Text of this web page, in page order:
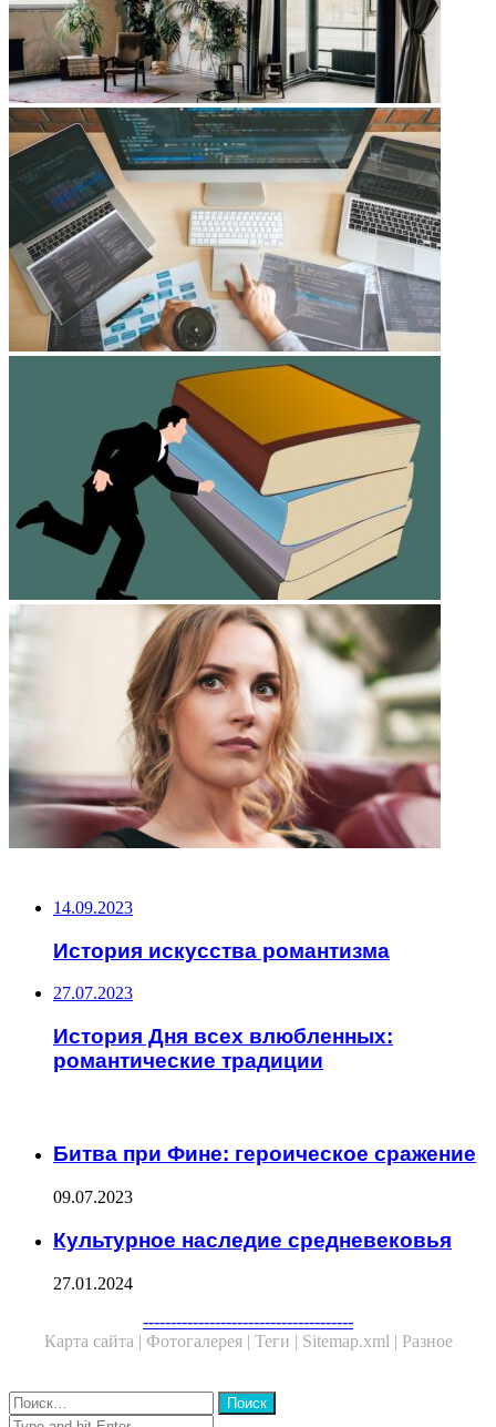
14.09.2023
История искусства романтизма
27.07.2023
История Дня всех влюбленных:
романтические традиции
Битва при Фине: героическое сражение
09.07.2023
Культурное наследие средневековья
27.01.2024
--------------------------------------
Карта сайта | Фотогалерея | Теги | Sitemap.xml | Разное
Close
Найти:
Close